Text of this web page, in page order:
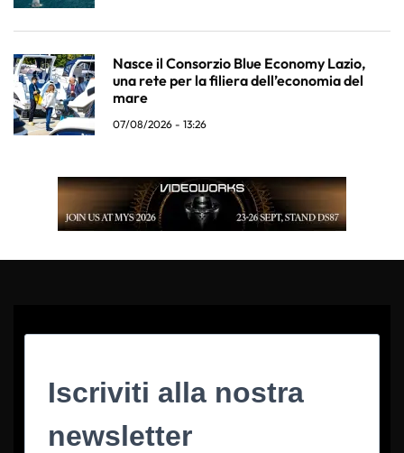
Nasce il Consorzio Blue Economy Lazio,
una rete per la filiera dell’economia del
mare
07/08/2026 - 13:26
Iscriviti alla nostra
newsletter